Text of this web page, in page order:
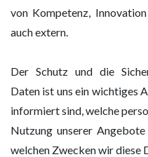
von Kompetenz,
auch extern.
Der Schutz und die
Daten ist uns ein wichtiges
informiert sind, welche
Nutzung unserer
welchen Zwecken wir diese